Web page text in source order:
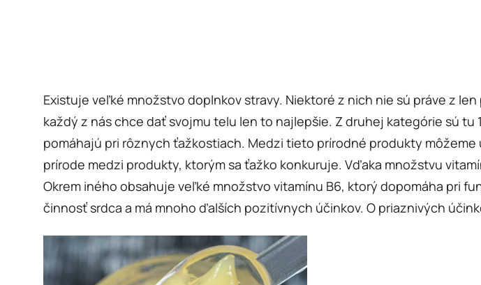
Existuje veľké množstvo doplnkov stravy. Niektoré z nich nie sú práve z
každý z nás chce dať svojmu telu len to najlepšie. Z druhej kategórie sú
pomáhajú pri rôznych ťažkostiach. Medzi tieto prírodné produkty môžeme
prírode medzi produkty, ktorým sa ťažko konkuruje. Vďaka množstvu
Okrem iného obsahuje veľké množstvo vitamínu B6, ktorý dopomáha pri
činnosť srdca a má mnoho ďalších pozitívnych účinkov. O priaznivých